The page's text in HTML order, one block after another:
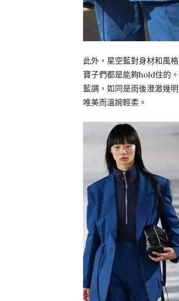
此外，星空藍對身材和風
寶子們都是能夠hold住的
藍調，如同是雨後澄澈幾
唯美而溫婉輕柔。